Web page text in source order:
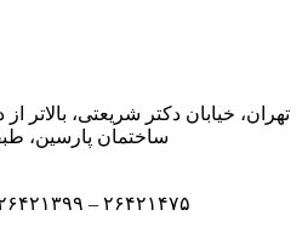
تهران، خیابان دکتر شریعتی، بالاتر
ساختمان پارسین،
۲۶۴۲۱۳۹۵ –